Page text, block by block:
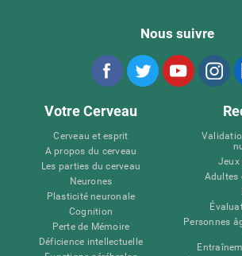
Nous suivre
Votre Cerveau
Cerveau et esprit
A propos du cerveau
Les parties du cerveau
Neurones
Plasticité neuronale
Cognition
Perte de Mémoire
Déficience intellectuelle
Jeux
Adultes
Personnes